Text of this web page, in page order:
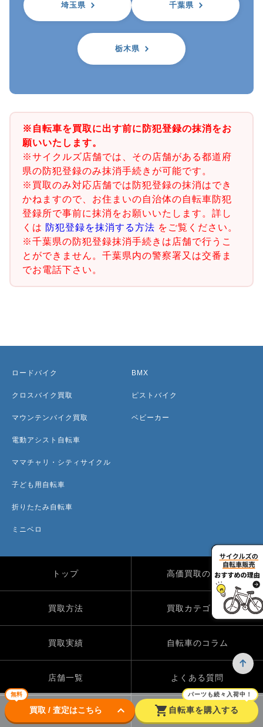
埼玉県 千葉県
栃木県
※自転車を買取に出す前に防犯登録の抹消をお
願いいたします。
※サイクルズ店舗では、その店舗がある都道府
県の防犯登録のみ抹消手続きが可能です。
※買取のみ対応店舗では防犯登録の抹消はでき
かねますので、お住まいの自治体の自転車防犯
登録所で事前に抹消をお願いいたします。詳し
くは 防犯登録を抹消する方法 をご覧ください。
※千葉県の防犯登録抹消手続きは店舗で行うこ
とができません。千葉県内の警察署又は交番ま
でお電話下さい。
無料
買取 / 査定はこちら keyboard_arrow_down shopping_cart
パーツも続々入荷中！
自転車を購入する
ロードバイク
クロスバイク買取
マウンテンバイク買取
電動アシスト自転車
ママチャリ・シティサイクル
子ども用自転車
折りたたみ自転車
ミニベロ
BMX
ピストバイク
ベビーカー
トップ 高価買取のワケ
買取方法 買取カテゴリー
買取実績 自転車のコラム
店舗一覧 よくある質問
Instagram X